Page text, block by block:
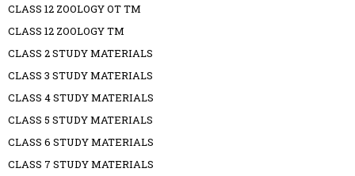
CLASS 12 ZOOLOGY OT TM
CLASS 12 ZOOLOGY TM
CLASS 2 STUDY MATERIALS
CLASS 3 STUDY MATERIALS
CLASS 4 STUDY MATERIALS
CLASS 5 STUDY MATERIALS
CLASS 6 STUDY MATERIALS
CLASS 7 STUDY MATERIALS